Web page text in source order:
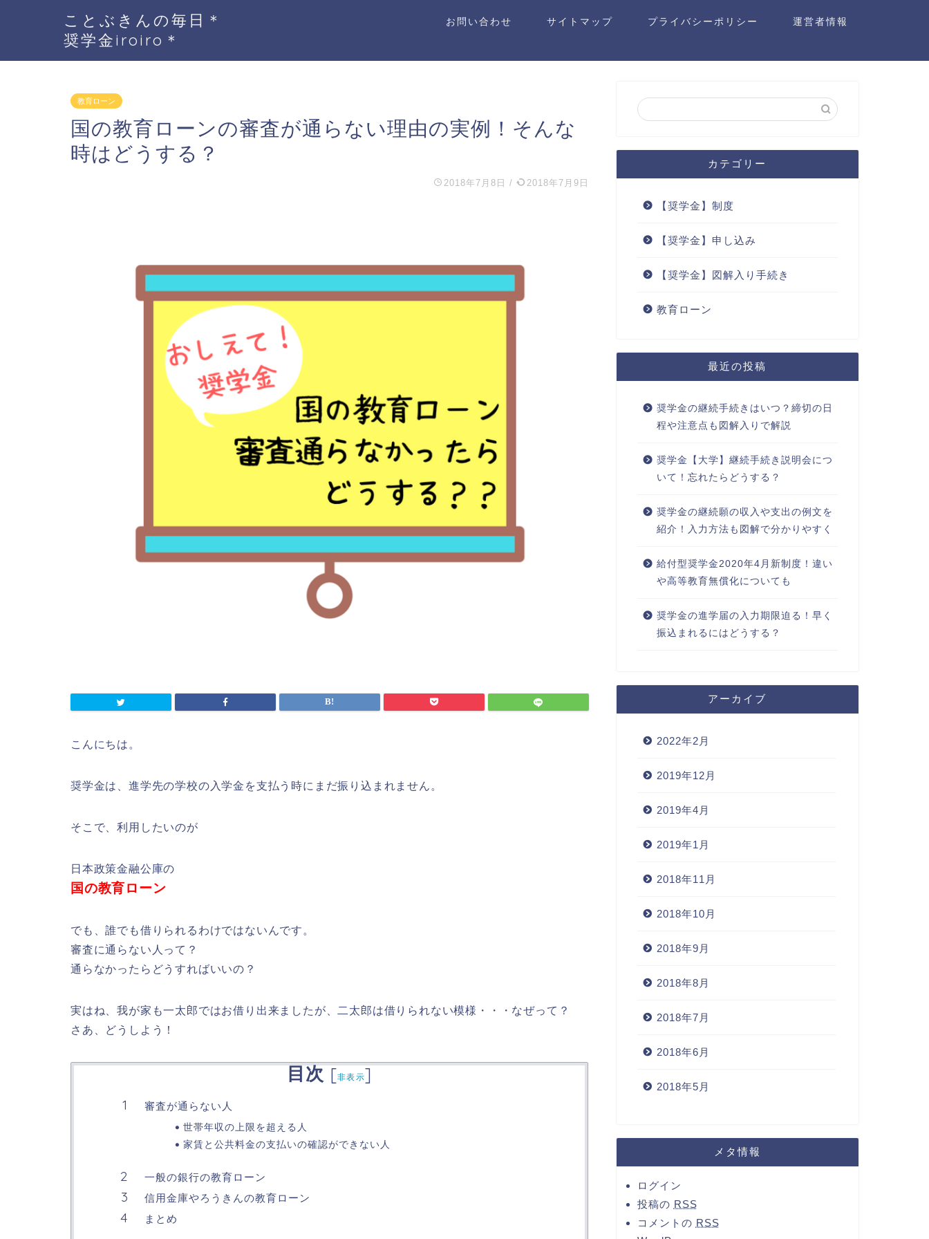
ことぶきんの毎日＊
奨学金iroiro＊
お問い合わせ サイトマップ プライバシーポリシー 運営者情報
教育ローン
国の教育ローンの審査が通らない理由の実例！そんな
時はどうする？
2018年7月8日 / 2018年7月9日
こんにちは。
奨学金は、進学先の学校の入学金を支払う時にまだ振り込まれません。
そこで、利用したいのが
日本政策金融公庫の
国の教育ローン
でも、誰でも借りられるわけではないんです。
審査に通らない人って？
通らなかったらどうすればいいの？
実はね、我が家も一太郎ではお借り出来ましたが、二太郎は借りられない模様・・・なぜって？
さあ、どうしよう！
目次 [非表示]
審査が通らない人
世帯年収の上限を超える人
家賃と公共料金の支払いの確認ができない人
一般の銀行の教育ローン
信用金庫やろうきんの教育ローン
まとめ
カテゴリー
【奨学金】制度
【奨学金】申し込み
【奨学金】図解入り手続き
教育ローン
最近の投稿
奨学金の継続手続きはいつ？締切の日
程や注意点も図解入りで解説
奨学金【大学】継続手続き説明会につ
いて！忘れたらどうする？
奨学金の継続願の収入や支出の例文を
紹介！入力方法も図解で分かりやすく
給付型奨学金2020年4月新制度！違い
や高等教育無償化についても
奨学金の進学届の入力期限迫る！早く
振込まれるにはどうする？
アーカイブ
2022年2月
2019年12月
2019年4月
2019年1月
2018年11月
2018年10月
2018年9月
2018年8月
2018年7月
2018年6月
2018年5月
メタ情報
ログイン
投稿の RSS
コメントの RSS